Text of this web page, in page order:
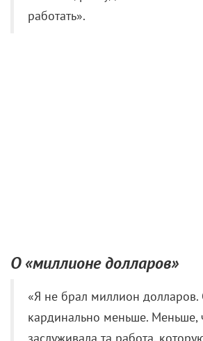
цифры. Фильмы длятся обычно
минут, это значит в них в
3000 планов и выше. Даже если
появляется в 80% планов и